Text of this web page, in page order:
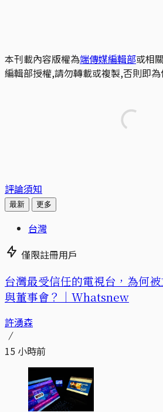
本刊載內容版權為端傳媒編輯部或相
編輯部授權,請勿轉載或複製,否則即為
評論須知
最新 更多
台灣
僅限註冊用戶
台灣最受信任的電視台，為何
與董事會？｜Whatsnew
許湧森
15 小時前